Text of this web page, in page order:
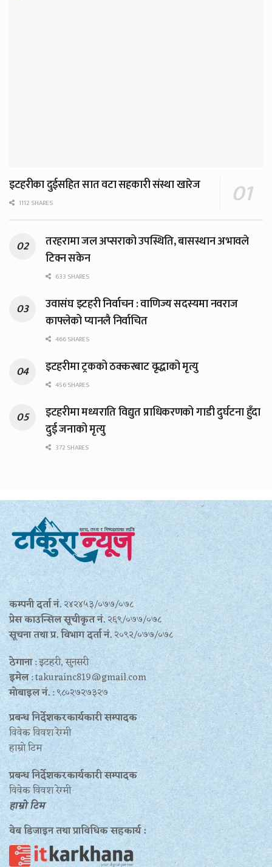
इटहरीका दुईसहित सात वटा सहकारी संस्था खारेज
1112 SHARES
तरहरामा जल अप्सराको उपस्थिति, बासस्थान अभावले
टिक्न सकेन
633 SHARES
उवासंघ इटहरी निर्वाचन : वाणिज्य सदस्यमा नवराज
काफ्लेको प्यानलै निर्वाचित
466 SHARES
इटहरीमा ट्रकको ठक्करबाट वृद्धाको मृत्यु
456 SHARES
इटहरीमा मध्यराति विद्युत प्राधिकरणको गाडी दुर्घटना हुँदा
दुई जनाको मृत्यु
372 SHARES
कम्पनी दर्ता नं.२४२४५३/०७७/०७८
प्रेस काउन्सिल सूचीकृत नं.२६९/०७७/०७८
सूचना तथा प्र‍. विभाग दर्ता नं.२०९२/०७७/०७८
ठेगाना: इटहरी, सुनसरी
इमेल: takurainc819@gmail.com
मोबाइल नं.: ९८०२७२७३२७
प्रबन्ध निर्देशकरकार्यकारी सम्पादक
विवेक विवश रेग्मी
हाम्रो टिम
प्रबन्ध निर्देशकरकार्यकारी सम्पादक
विवेक विवश रेग्मी
हाम्रो टिम
वेब डिजाइन तथा प्राविधिक सहकार्य :